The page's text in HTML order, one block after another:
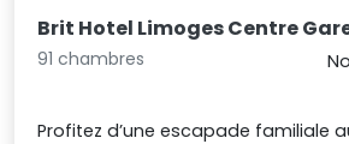
Brit Hotel Limoges Centre
91 chambres
Profitez d’une escapade familiale